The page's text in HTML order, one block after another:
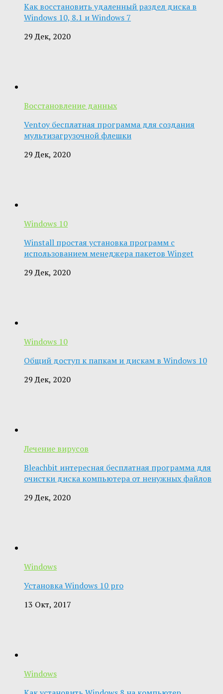
Как восстановить удаленный раздел диска в
Windows 10, 8.1 и Windows 7
29 Дек, 2020
Восстановление данных
Ventoy бесплатная программа для создания
мультизагрузочной флешки
29 Дек, 2020
Windows 10
Winstall простая установка программ с
использованием менеджера пакетов Winget
29 Дек, 2020
Windows 10
Общий доступ к папкам и дискам в Windows 10
29 Дек, 2020
Лечение вирусов
Bleachbit интересная бесплатная программа для
очистки диска компьютера от ненужных файлов
29 Дек, 2020
Windows
Установка Windows 10 pro
13 Окт, 2017
Windows